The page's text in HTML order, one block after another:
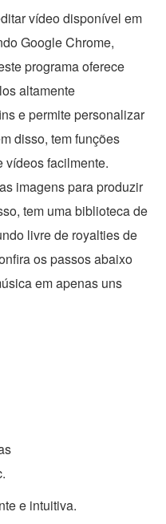
vídeo disponível em
Google Chrome,
programa oferece
altamente
e permite personalizar
disso, tem funções
vídeos facilmente.
imagens para produzir
tem uma biblioteca de
livre de royalties de
os passos abaixo
em apenas uns
e intuitiva.